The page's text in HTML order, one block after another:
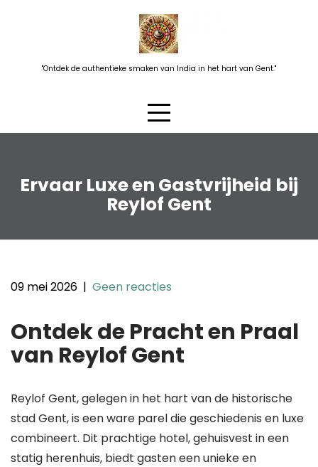
"Ontdek de authentieke smaken van India in het hart van Gent."
Ervaar Luxe en Gastvrijheid bij
Reylof Gent
09 mei 2026 | Geen reacties
Ontdek de Pracht en Praal
van Reylof Gent
Reylof Gent, gelegen in het hart van de historische
stad Gent, is een ware parel die geschiedenis en luxe
combineert. Dit prachtige hotel, gehuisvest in een
statig herenhuis, biedt gasten een unieke en